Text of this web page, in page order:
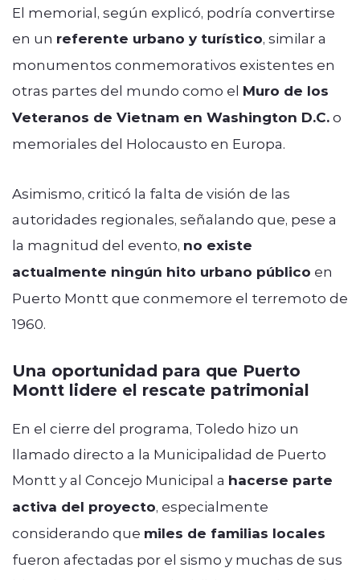
El memorial, según explicó, podría convertirse
en un referente urbano y turístico, similar a
monumentos conmemorativos existentes en
otras partes del mundo como el Muro de los
Veteranos de Vietnam en Washington D.C.o
memoriales del Holocausto en Europa.
Asimismo, criticó la falta de visión de las
autoridades regionales, señalando que, pese a
la magnitud del evento, no existe
actualmente ningún hito urbano público en
Puerto Montt que conmemore el terremoto de
1960.
Una oportunidad para que Puerto
Montt lidere el rescate patrimonial
En el cierre del programa, Toledo hizo un
llamado directo a la Municipalidad de Puerto
Montt y al Concejo Municipal a hacerse parte
activa del proyecto, especialmente
considerando que miles de familias locales
fueron afectadas por el sismo y muchas de sus